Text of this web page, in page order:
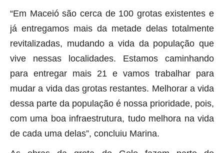
“Em Maceió são cerca de 100 grotas existentes e
já entregamos mais da metade delas totalmente
revitalizadas, mudando a vida da população que
vive nessas localidades. Estamos caminhando
para entregar mais 21 e vamos trabalhar para
mudar a vida das grotas restantes. Melhorar a vida
dessa parte da população é nossa prioridade, pois,
com uma boa infraestrutura, tudo melhora na vida
de cada uma delas”, concluiu Marina.